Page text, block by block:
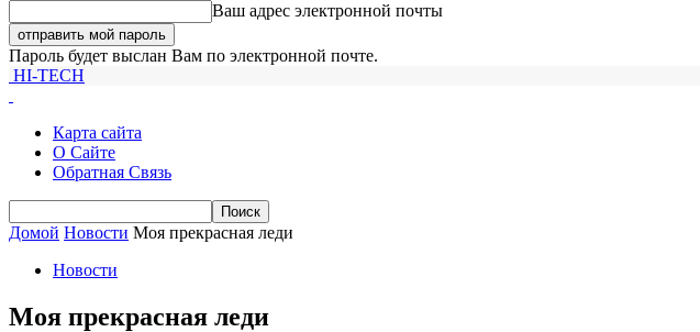
Ваш адрес электронной почты
Пароль будет выслан Вам по электронной почте.
HI-TECH
Карта сайта
О Сайте
Обратная Связь
Домой Новости Моя прекрасная леди
Новости
Моя прекрасная леди